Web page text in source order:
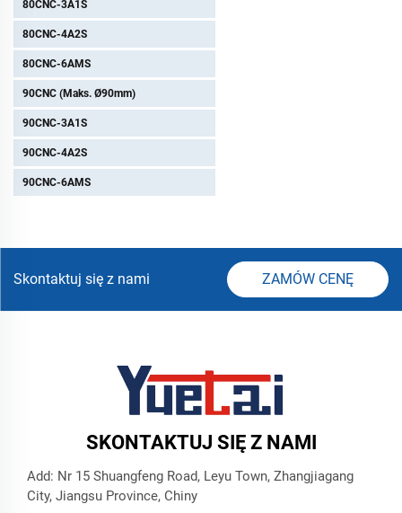
80CNC-3A1S
80CNC-4A2S
80CNC-6AMS
90CNC (Maks. Ø90mm)
90CNC-3A1S
90CNC-4A2S
90CNC-6AMS
Skontaktuj się z nami ZAMÓW CENĘ
SKONTAKTUJ SIĘ Z NAMI
Add: Nr 15 Shuangfeng Road, Leyu Town, Zhangjiagang
City, Jiangsu Province, Chiny